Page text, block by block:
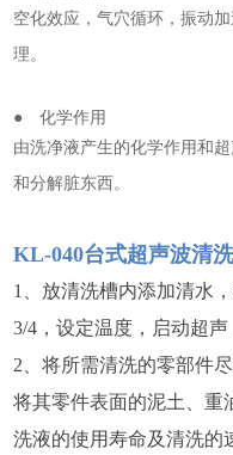
空化效应，气穴循环，振动
理。
● 化学作用
由洗净液产生的化学作用和
和分解脏东西。
KL-040台式超声波清
1、放清洗槽内添加清水
3/4，设定温度，启动超声
2、将所需清洗的零部件
将其零件表面的泥土、重
洗液的使用寿命及清洗的